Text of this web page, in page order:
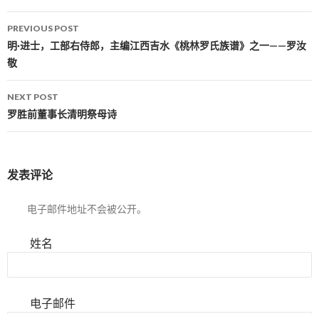
Post navigation
PREVIOUS POST
明·进士，工部右侍郎，主编江西吉水《桃林罗氏族谱》之一——罗汝
敬
NEXT POST
罗胜前董事长清明祭母诗
发表评论
电子邮件地址不会被公开。
姓名
电子邮件